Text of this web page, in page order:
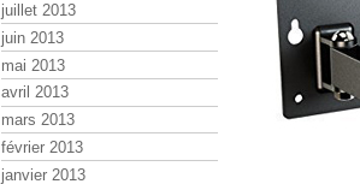
juillet 2013
juin 2013
mai 2013
avril 2013
mars 2013
février 2013
janvier 2013